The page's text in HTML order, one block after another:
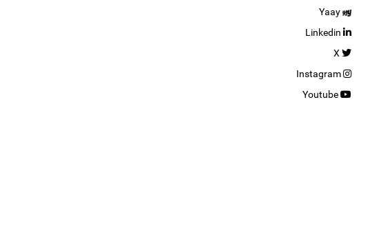
Yaay
Linkedin
X
Instagram
Youtube